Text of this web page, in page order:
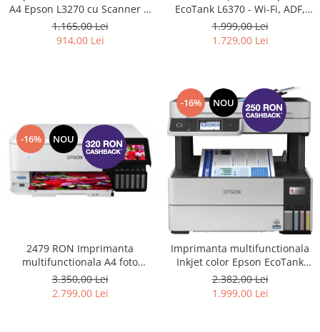
A4 Epson L3270 cu Scanner si
Wifi
1.165,00 Lei
914,00 Lei
EcoTank L6370 - Wi-Fi, ADF,
Duplex, funcții de imprimare
față-verso, scanare și copiere
1.999,00 Lei
1.729,00 Lei
-16% NOU
2479 RON Imprimanta
multifunctionala A4 foto
Epson L8160 #
3.350,00 Lei
2.799,00 Lei
-16% NOU
Imprimanta multifunctionala
Inkjet color Epson EcoTank
L6460, Wi-Fi, ADF, funcții de
imprimare față-verso, scanare
și copiere #
2.382,00 Lei
1.999,00 Lei